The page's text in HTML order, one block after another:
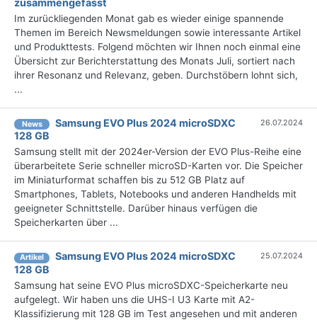
Im zurückliegenden Monat gab es wieder einige spannende
Themen im Bereich Newsmeldungen sowie interessante Artikel
und Produkttests. Folgend möchten wir Ihnen noch einmal eine
Übersicht zur Berichterstattung des Monats Juli, sortiert nach
ihrer Resonanz und Relevanz, geben. Durchstöbern lohnt sich,
...
News
Samsung EVO Plus 2024 microSDXC
128 GB
26.07.2024
Samsung stellt mit der 2024er-Version der EVO Plus-Reihe eine
überarbeitete Serie schneller microSD-Karten vor. Die Speicher
im Miniaturformat schaffen bis zu 512 GB Platz auf
Smartphones, Tablets, Notebooks und anderen Handhelds mit
geeigneter Schnittstelle. Darüber hinaus verfügen die
Speicherkarten über ...
Artikel
Samsung EVO Plus 2024 microSDXC
128 GB
25.07.2024
Samsung hat seine EVO Plus microSDXC-Speicherkarte neu
aufgelegt. Wir haben uns die UHS-I U3 Karte mit A2-
Klassifizierung mit 128 GB im Test angesehen und mit anderen